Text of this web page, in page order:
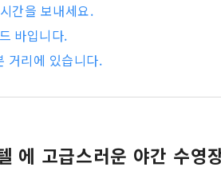
간을 보내세요.
바입니다.
거리에 있습니다.
에 고급스러운 야간 수영